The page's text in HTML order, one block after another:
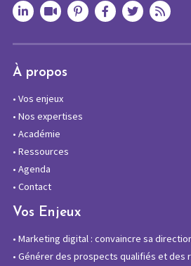
À propos
• Vos enjeux
• Nos expertises
• Académie
• Ressources
• Agenda
• Contact
Vos Enjeux
• Marketing digital : convaincre sa
• Générer des prospects qualifiés et des